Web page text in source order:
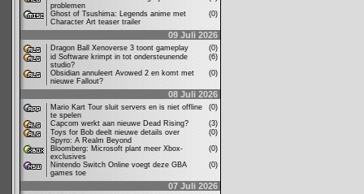
problemen
Ghost of Tsushima: Legends anime met
Character Art teaser trailer
(0)
09 Juli 2026
Dragon Ball Xenoverse 3 toont gameplay
(0)
id Software krimpt in tot ondersteunende
studio?
(6)
Obsidian annuleert Avowed 2 en komt met
nieuwe Fallout?
(0)
08 Juli 2026
Mario Kart Tour sluit servers en is niet offline
te spelen
(0)
Capcom werkt aan nieuwe Dead Rising?
(3)
Toys for Bob deelt nieuwe details over
Spyro: A Realm Beyond
(0)
Bloomberg: Microsoft plant meer Xbox-
exclusives
(0)
Nintendo Switch Online voegt deze GBA
games toe
(0)
07 Juli 2026